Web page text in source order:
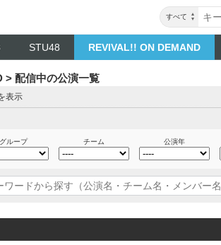
すべて
STU48 REVIVAL!! ON DEMAND
> 配信中の公演一覧
表示
グループ チーム 公演年